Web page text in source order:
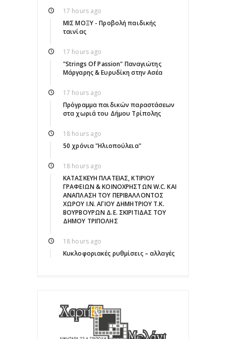
17 hours ago
ΜΙΣ ΜΟΞΥ - Προβολή παιδικής
ταινίας
17 hours ago
"Strings Of Passion" Παναγιώτης
Μάργαρης & Ευρυδίκη στην Ασέα
17 hours ago
Πρόγραμμα παιδικών παραστάσεων
στα χωριά του Δήμου Τρίπολης
18 hours ago
50 χρόνια "Ηλιοπούλεια"
18 hours ago
ΚΑΤΑΣΚΕΥΗ ΠΛΑΤΕΙΑΣ, ΚΤΙΡΙΟΥ
ΓΡΑΦΕΙΩΝ & ΚΟΙΝΟΧΡΗΣΤΩΝ W.C. ΚΑΙ
ΑΝΑΠΛΑΣΗ ΤΟΥ ΠΕΡΙΒΑΛΛΟΝΤΟΣ
ΧΩΡΟΥ Ι.Ν. ΑΓΙΟΥ ΔΗΜΗΤΡΙΟΥ Τ.Κ.
ΒΟΥΡΒΟΥΡΩΝ Δ.Ε. ΣΚΙΡΙΤΙΔΑΣ ΤΟΥ
ΔΗΜΟΥ ΤΡΙΠΟΛΗΣ
18 hours ago
Κυκλοφοριακές ρυθμίσεις – αλλαγές